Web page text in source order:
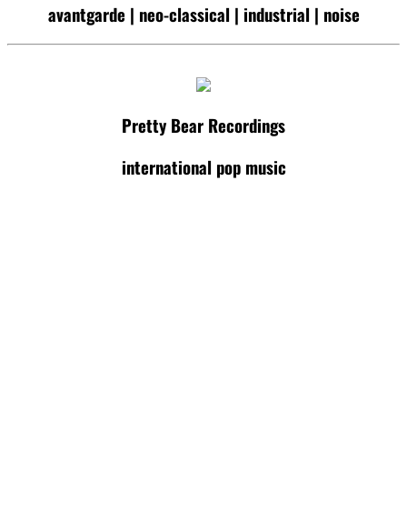
avantgarde | neo-classical | industrial | noise
Pretty Bear Recordings
international pop music